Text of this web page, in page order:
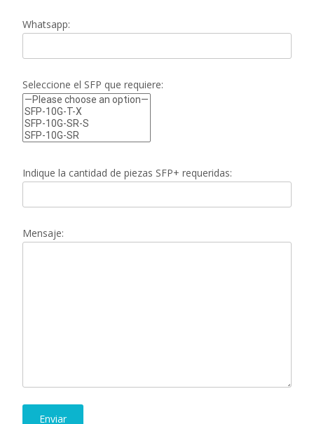
Whatsapp:
Seleccione el SFP que requiere:
Indique la cantidad de piezas SFP+ requeridas:
Mensaje: